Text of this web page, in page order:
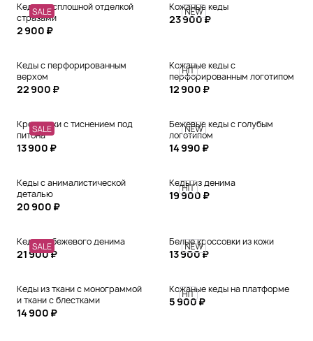
Кеды со сплошной отделкой
стразами
2 900 ₽
Кожаные кеды
23 900 ₽
Кеды с перфорированным
верхом
22 900 ₽
Кожаные кеды с
перфорированным логотипом
12 900 ₽
Кроссовки с тиснением под
питона
13 900 ₽
Бежевые кеды с голубым
логотипом
14 990 ₽
Кеды с анималистической
деталью
20 900 ₽
Кеды из денима
19 900 ₽
Кеды из бежевого денима
21 900 ₽
Белые кроссовки из кожи
13 900 ₽
Кеды из ткани с монограммой
и ткани с блестками
14 900 ₽
Кожаные кеды на платформе
5 900 ₽